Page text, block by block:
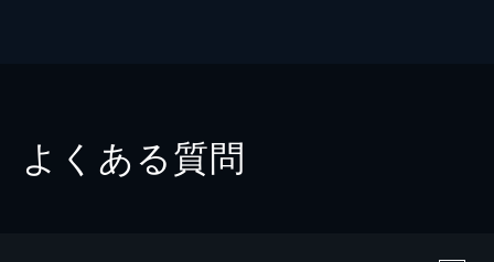
よくある質問